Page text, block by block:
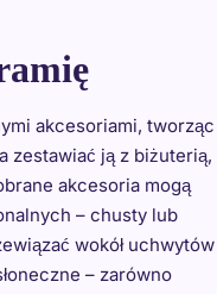
akcesoriami, tworząc
zestawiać ją z biżuterią,
akcesoria mogą
– chusty lub
wokół uchwytów
– zarówno